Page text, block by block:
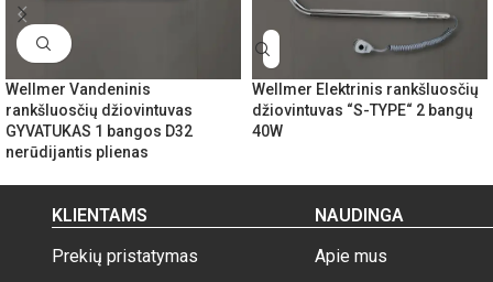
Wellmer Vandeninis
rankšluosčių džiovintuvas
GYVATUKAS 1 bangos D32
nerūdijantis plienas
Wellmer Elektrinis rankšluosčių
džiovintuvas “S-TYPE“ 2 bangų
40W
KLIENTAMS
Prekių pristatymas
NAUDINGA
Apie mus